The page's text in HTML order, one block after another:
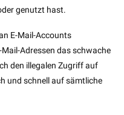
genutzt hast.
E-Mail-Accounts
Adressen das schwache
den illegalen Zugriff auf
und schnell auf sämtliche